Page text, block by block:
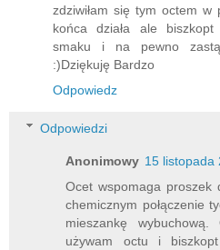
zdziwiłam się tym octem
końca działa ale
smaku i na pewno
:)Dziękuję Bardzo
Odpowiedz
Odpowiedzi
Anonimowy 15 listopada
Ocet wspomaga proszek
chemicznym połączenie
mieszankę
używam octu i